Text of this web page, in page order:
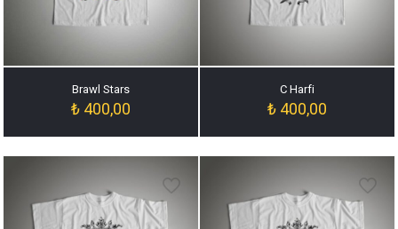
Brawl Stars
₺ 400,00
C Harfi
₺ 400,00